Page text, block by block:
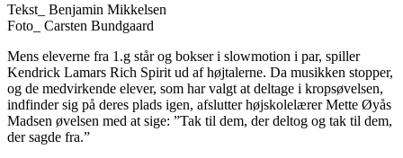
Tekst_ Benjamin Mikkelsen
Foto_ Carsten Bundgaard
Mens eleverne fra 1.g står og bokser i slowmotion i par, spiller
Kendrick Lamars Rich Spirit ud af højtalerne. Da musikken stopper,
og de medvirkende elever, som har valgt at deltage i kropsøvelsen,
indfinder sig på deres plads igen, afslutter højskolelærer Mette Øyås
Madsen øvelsen med at sige: ”Tak til dem, der deltog og tak til dem,
der sagde fra.”